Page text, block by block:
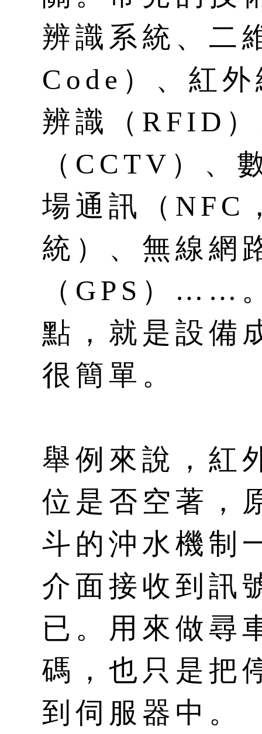
辨識系統、二
Code）、紅
辨識（RFID
（CCTV）、
場通訊（NFC
統）、無線網
（GPS）……
點，就是設備
很簡單。
舉例來說，紅
位是否空著，
斗的沖水機制
介面接收到訊
已。用來做尋
碼，也只是把
到伺服器中。